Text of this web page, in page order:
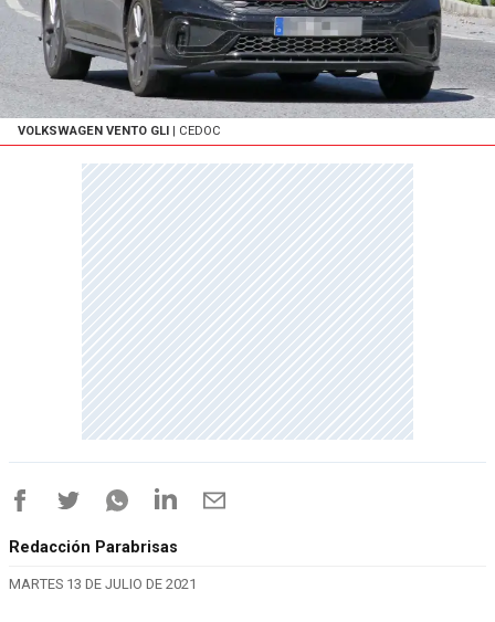
VOLKSWAGEN VENTO GLI | CEDOC
Redacción Parabrisas
MARTES 13 DE JULIO DE 2021